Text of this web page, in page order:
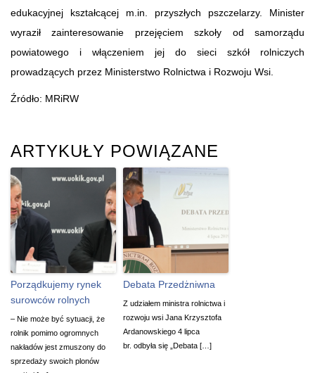
edukacyjnej kształcącej m.in. przyszłych pszczelarzy. Minister
wyraził zainteresowanie przejęciem szkoły od samorządu
powiatowego i włączeniem jej do sieci szkół rolniczych
prowadzących przez Ministerstwo Rolnictwa i Rozwoju Wsi.
Źródło: MRiRW
ARTYKUŁY POWIĄZANE
Porządkujemy rynek
surowców rolnych
– Nie może być sytuacji, że
rolnik pomimo ogromnych
nakładów jest zmuszony do
sprzedaży swoich plonów
Debata Przedżniwna
Z udziałem ministra rolnictwa i
rozwoju wsi Jana Krzysztofa
Ardanowskiego 4 lipca
br. odbyła się „Debata […]